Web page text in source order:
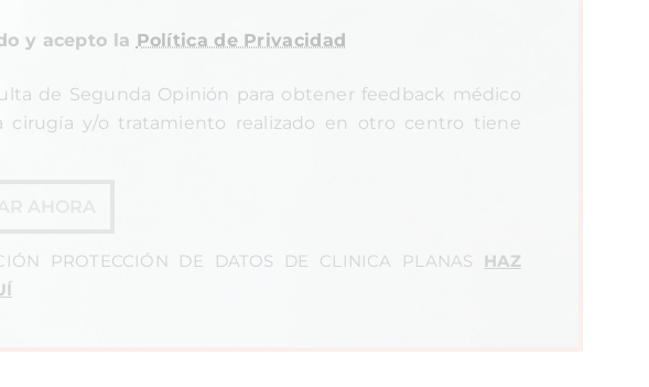
y acepto la Política de Privacidad
de Segunda Opinión para obtener feedback médico
cirugía y/o tratamiento realizado en otro centro tiene
PROTECCIÓN DE DATOS DE CLINICA PLANAS HAZ